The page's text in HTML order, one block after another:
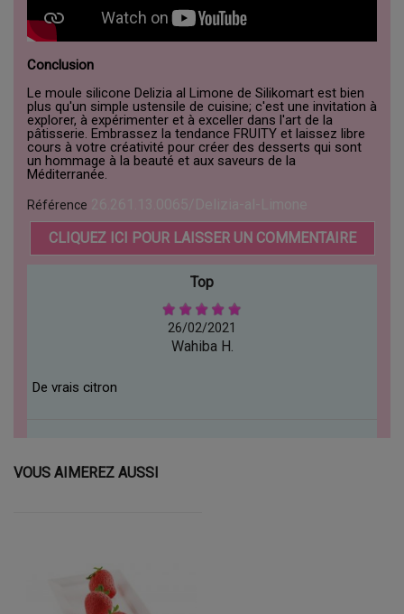
Conclusion
Le moule silicone Delizia al Limone de Silikomart est bien
plus qu'un simple ustensile de cuisine; c'est une invitation à
explorer, à expérimenter et à exceller dans l'art de la
pâtisserie. Embrassez la tendance FRUITY et laissez libre
cours à votre créativité pour créer des desserts qui sont
un hommage à la beauté et aux saveurs de la
Méditerranée.
Référence
CLIQUEZ ICI POUR LAISSER UN COMMENTAIRE
Top
26/02/2021
Wahiba H.
De vrais citron
VOUS AIMEREZ AUSSI